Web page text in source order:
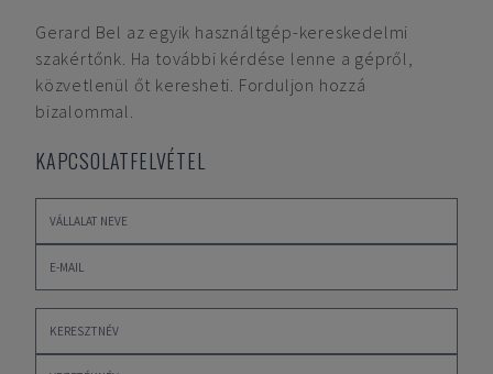
Gerard Bel az egyik használtgép-kereskedelmi
szakértőnk. Ha további kérdése lenne a gépről,
közvetlenül őt keresheti. Forduljon hozzá
bizalommal.
KAPCSOLATFELVÉTEL